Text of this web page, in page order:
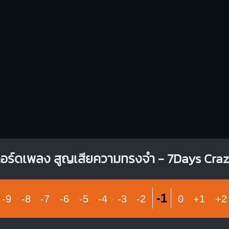
ร์ดเพลง สูญเสียความทรงจำ - 7Days
-9 -8 -7 -6 -5 -4 -3 -2 -1 0 +1 +2